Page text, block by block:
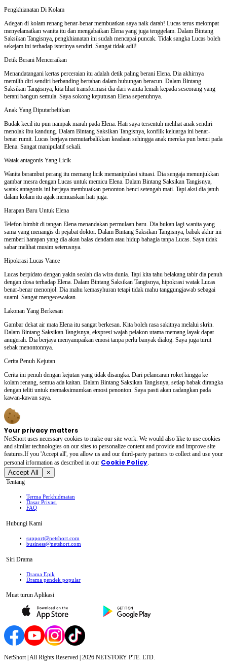
Pengkhianatan Di Kolam
Adegan di kolam renang benar-benar membuatkan saya naik darah! Lucas terus melompat
menyelamatkan wanita itu dan mengabaikan Elena yang juga tenggelam. Dalam Bintang
Saksikan Tangisnya, pengkhianatan ini sudah mencapai puncak. Tidak sangka Lucas boleh
sekejam ini terhadap isterinya sendiri. Sangat tidak adil!
Detik Berani Menceraikan
Menandatangani kertas perceraian itu adalah detik paling berani Elena. Dia akhirnya
memilih diri sendiri berbanding bertahan dalam hubungan beracun. Dalam Bintang
Saksikan Tangisnya, kita lihat transformasi dia dari wanita lemah kepada seseorang yang
berani bangun semula. Saya sokong keputusan Elena sepenuhnya.
Anak Yang Diputarbelitkan
Budak kecil itu pun nampak marah pada Elena. Hati saya tersentuh melihat anak sendiri
menolak ibu kandung. Dalam Bintang Saksikan Tangisnya, konflik keluarga ini benar-
benar rumit. Lucas berjaya memutarbalikkan keadaan sehingga anak mereka pun benci pada
Elena. Sangat manipulatif sekali.
Watak antagonis Yang Licik
Wanita berambut perang itu memang licik memanipulasi situasi. Dia sengaja menunjukkan
gambar mesra dengan Lucas untuk memicu Elena. Dalam Bintang Saksikan Tangisnya,
watak antagonis ini berjaya membuatkan penonton benci setengah mati. Tapi aksi dia jatuh
dalam kolam itu agak memuaskan hati juga.
Harapan Baru Untuk Elena
Telefon bimbit di tangan Elena menandakan permulaan baru. Dia bukan lagi wanita yang
sama yang menangis di pejabat doktor. Dalam Bintang Saksikan Tangisnya, babak akhir ini
memberi harapan yang dia akan balas dendam atau hidup bahagia tanpa Lucas. Saya tidak
sabar melihat musim seterusnya.
Hipokrasi Lucas Vance
Lucas berpidato dengan yakin seolah dia wira dunia. Tapi kita tahu belakang tabir dia penuh
dengan dosa terhadap Elena. Dalam Bintang Saksikan Tangisnya, hipokrasi watak Lucas
benar-benar menonjol. Dia mahu kemasyhuran tetapi tidak mahu tanggungjawab sebagai
suami. Sangat mengecewakan.
Lakonan Yang Berkesan
Gambar dekat air mata Elena itu sangat berkesan. Kita boleh rasa sakitnya melalui skrin.
Dalam Bintang Saksikan Tangisnya, ekspresi wajah pelakon utama memang layak dapat
anugerah. Dia berjaya menyampaikan emosi tanpa perlu banyak dialog. Saya juga turut
sebak menontonnya.
Cerita Penuh Kejutan
Cerita ini penuh dengan kejutan yang tidak disangka. Dari pelancaran roket hingga ke
kolam renang, semua ada kaitan. Dalam Bintang Saksikan Tangisnya, setiap babak dirangka
dengan teliti untuk memaksimumkan emosi penonton. Saya pasti akan cadangkan pada
kawan-kawan saya.
Your privacy matters
NetShort uses necessary cookies to make our site work. We would also like to use cookies
and similar technologies on our sites to personalize content and provide and improve site
features.If you 'Accept all', you allow us and our third-party partners to collect and use your
personal irformation as described in our Cookie Policy.
Accept All ×
Tentang
Terma Perkhidmatan
Dasar Privasi
FAQ
Hubungi Kami
support@netshort.com
business@netshort.com
Siri Drama
Drama Epik
Drama pendek popular
Muat turun Aplikasi
NetShort | All Rights Reserved | 2026 NETSTORY PTE. LTD.